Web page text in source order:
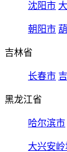
沈阳市
朝阳市
吉林省
长春市
黑龙江省
哈尔滨市
大兴安岭